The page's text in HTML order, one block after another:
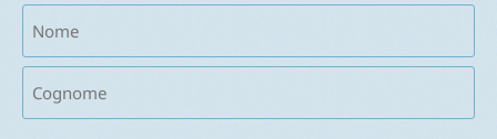
Nome
(Obbligatorio)